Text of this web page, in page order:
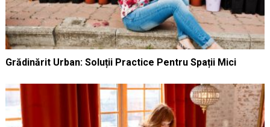
Grădinărit Urban: Soluții Practice Pentru Spații Mici